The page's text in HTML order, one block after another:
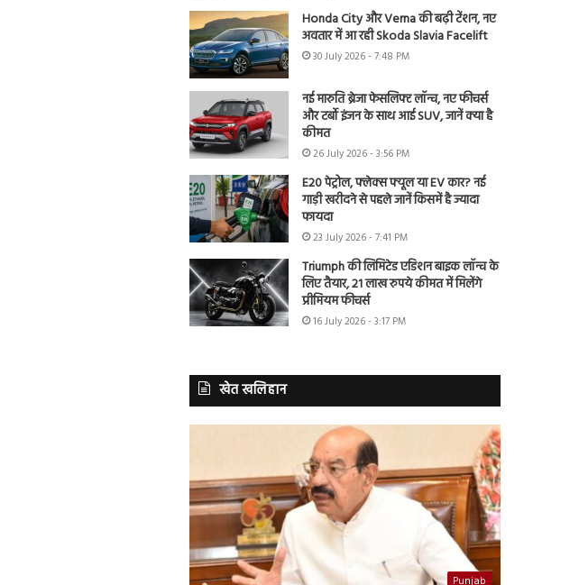
Honda City और Verna की बढ़ी टेंशन, नए
अवतार में आ रही Skoda Slavia Facelift
30 July 2026 - 7:48 PM
नई मारुति ब्रेजा फेसलिफ्ट लॉन्च, नए फीचर्स
और टर्बो इंजन के साथ आई SUV, जानें क्या है
कीमत
26 July 2026 - 3:56 PM
E20 पेट्रोल, फ्लेक्स फ्यूल या EV कार? नई
गाड़ी खरीदने से पहले जानें किसमें है ज्यादा
फायदा
23 July 2026 - 7:41 PM
Triumph की लिमिटेड एडिशन बाइक लॉन्च के
लिए तैयार, 21 लाख रुपये कीमत में मिलेंगे
प्रीमियम फीचर्स
16 July 2026 - 3:17 PM
खेत खलिहान
Punjab